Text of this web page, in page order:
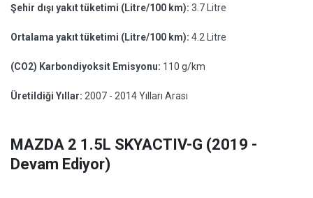
Şehir dışı yakıt tüketimi (Litre/100 km): 3.7 Litre
Ortalama yakıt tüketimi (Litre/100 km): 4.2 Litre
(CO2) Karbondiyoksit Emisyonu: 110 g/km
Üretildiği Yıllar: 2007 - 2014 Yılları Arası
MAZDA 2 1.5L SKYACTIV-G (2019 -
Devam Ediyor)